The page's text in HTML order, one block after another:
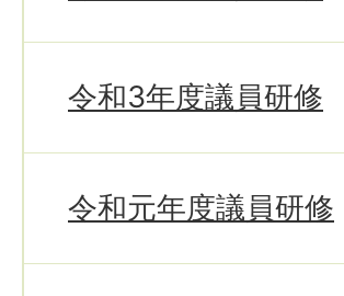
令和3年度議員研修
令和元年度議員研修